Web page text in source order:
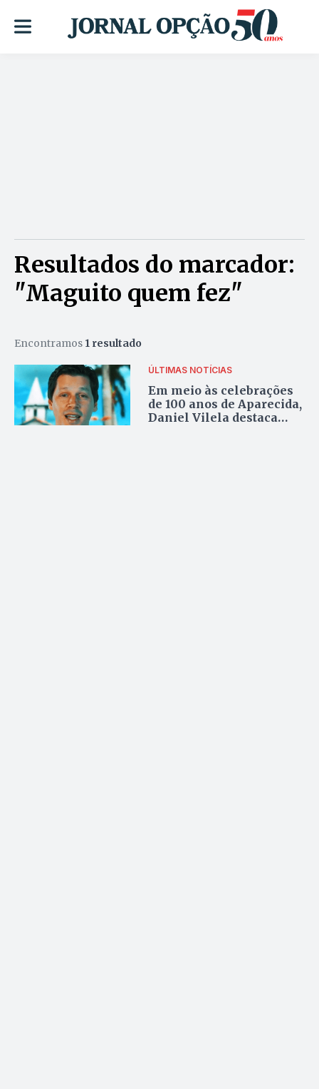
Resultados do marcador:
"Maguito quem fez"
Encontramos 1 resultado
ÚLTIMAS NOTÍCIAS
Em meio às celebrações
de 100 anos de Aparecida,
Daniel Vilela destaca